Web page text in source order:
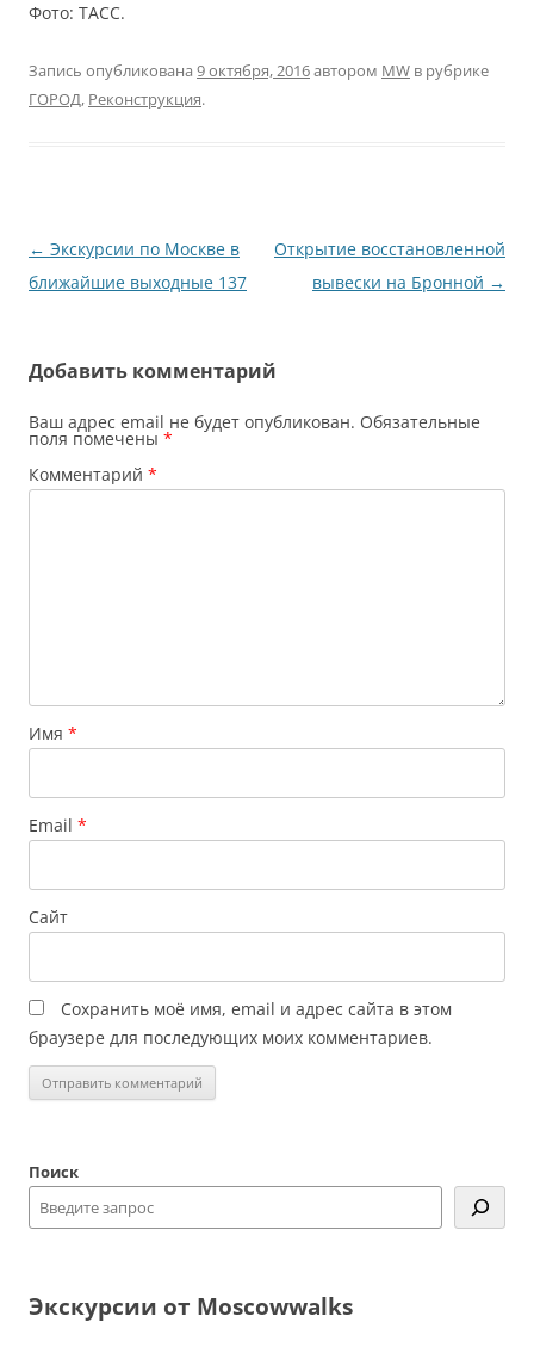
Фото: ТАСС.
Запись опубликована 9 октября, 2016автором MW в рубрике
ГОРОД, Реконструкция.
Навигация
по
← Экскурсии по Москве в
ближайшие выходные 137
Открытие восстановленной
вывески на Бронной →
Добавить комментарий
Ваш адрес email не будет опубликован. Обязательные
поля помечены *
Комментарий *
Имя *
Email *
Сайт
Сохранить моё имя, email и адрес сайта в этом
браузере для последующих моих комментариев.
Поиск
Экскурсии от Moscowwalks